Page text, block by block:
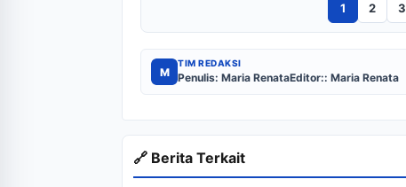
1 2 3
M
TIM REDAKSI
Penulis: Maria RenataEditor:: Maria Renata
🔗 Berita Terkait